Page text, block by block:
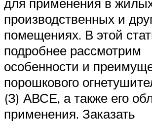
для применения в
производственных и
помещениях. В этой
подробнее рассмотрим
особенности и
порошкового
(З) АВСЕ, а также его
применения. Заказать